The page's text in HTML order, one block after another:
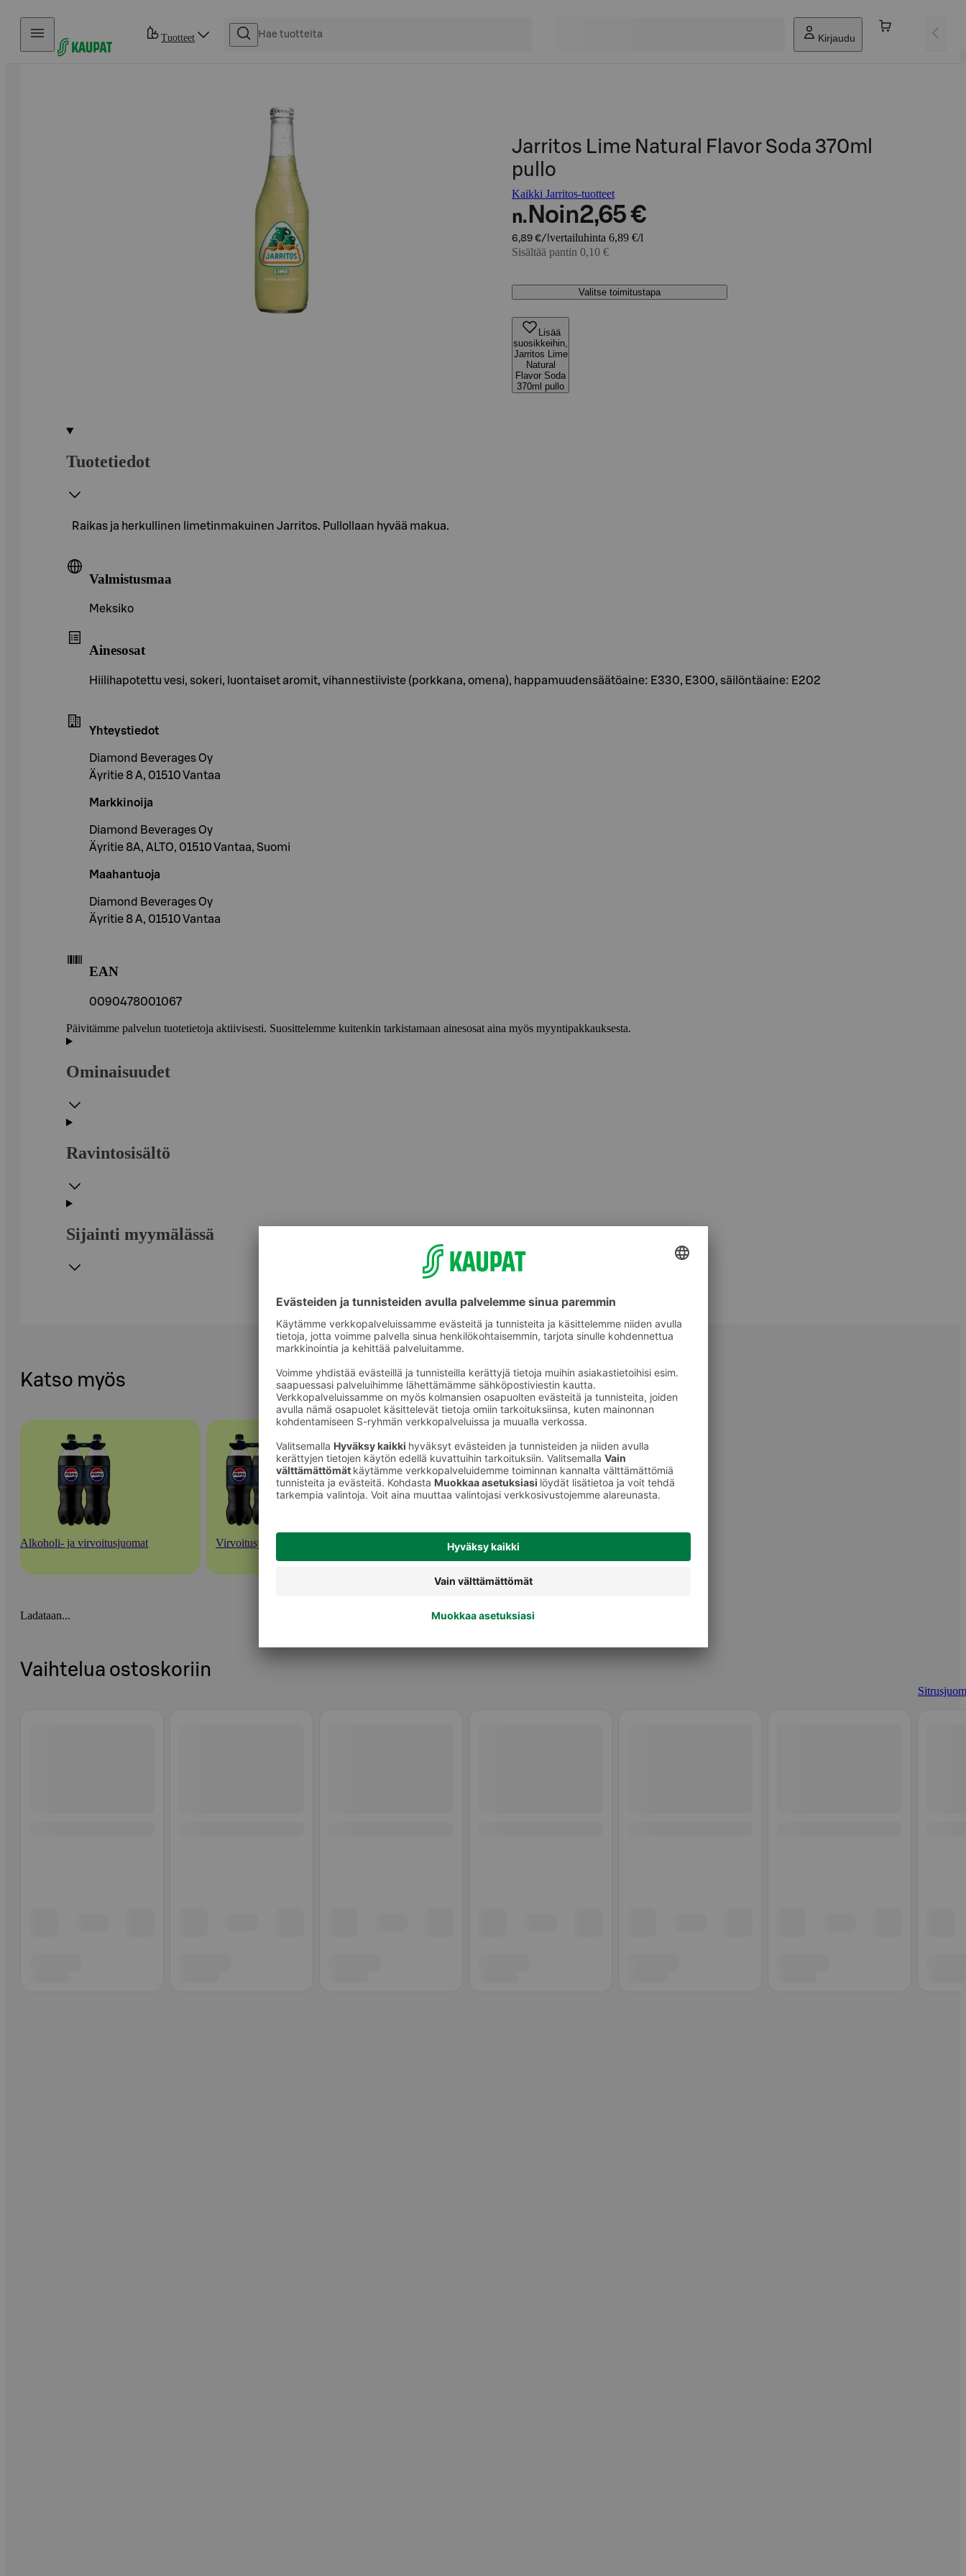
Hyppää sisältöön
Tuotteet Kirjaudu
Jarritos Lime Natural Flavor Soda 370ml
pullo
Kaikki Jarritos-tuotteet
n. Noin2,65 €
6,89 €/l vertailuhinta 6,89 €/l
Sisältää pantin 0,10 €
Valitse toimitustapa
Lisää
suosikkeihin,
Jarritos Lime
Natural
Flavor Soda
370ml pullo
Tuotetiedot
Raikas ja herkullinen limetinmakuinen Jarritos. Pullollaan hyvää makua.
Valmistusmaa
Meksiko
Ainesosat
Hiilihapotettu vesi, sokeri, luontaiset aromit, vihannestiiviste (porkkana, omena), happamuudensäätöaine: E330, E300, säilöntäaine: E202
Yhteystiedot
Diamond Beverages Oy
Äyritie 8 A, 01510 Vantaa
Markkinoija
Diamond Beverages Oy
Äyritie 8A, ALTO, 01510 Vantaa, Suomi
Maahantuoja
Diamond Beverages Oy
Äyritie 8 A, 01510 Vantaa
EAN
0090478001067
Päivitämme palvelun tuotetietoja aktiivisesti. Suosittelemme kuitenkin tarkistamaan ainesosat aina myös myyntipakkauksesta.
Ominaisuudet
Ravintosisältö
Sijainti myymälässä
Katso myös
Alkoholi- ja virvoitusjuomat Virvoitusjuomat Sitrusjuomat
Ladataan...
Vaihtelua ostoskoriin